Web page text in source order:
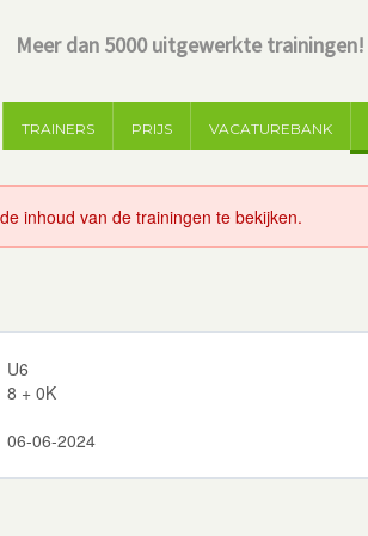
Meer dan 5000 uitgewerkte trainingen!
TRAINERS PRIJS VACATUREBANK
inhoud van de trainingen te bekijken.
U6
8 + 0K
06-06-2024